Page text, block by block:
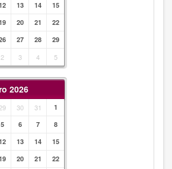
13 14
15
20 21
22
27 28
29
2 3 4 5
2026
30 31
1
5 6 7
8
13 14
15
20 21
22